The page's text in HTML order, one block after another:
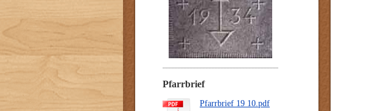
Pfarrbrief
Pfarrbrief 19 10.pdf